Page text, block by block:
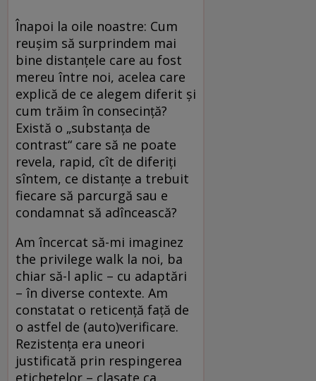
Înapoi la oile noastre: Cum
reușim să surprindem mai
bine distanțele care au fost
mereu între noi, acelea care
explică de ce alegem diferit și
cum trăim în consecință?
Există o „substanța de
contrast“ care să ne poate
revela, rapid, cît de diferiți
sîntem, ce distanțe a trebuit
fiecare să parcurgă sau e
condamnat să adîncească?
Am încercat să-mi imaginez
the privilege walk la noi, ba
chiar să-l aplic – cu adaptări
– în diverse contexte. Am
constatat o reticență față de
o astfel de (auto)verificare.
Rezistența era uneori
justificată prin respingerea